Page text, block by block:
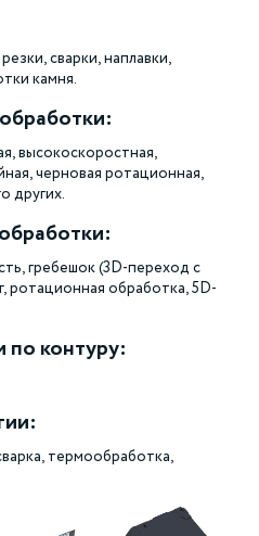
сварки, наплавки,
камня.
высокоскоростная,
черновая ротационная,
других.
гребешок (3D-переход с
ротационная обработка, 5D-
по контуру:
термообработка,